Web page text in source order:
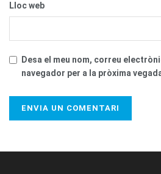
Lloc web
Desa el meu nom, correu
navegador per a la pròxima